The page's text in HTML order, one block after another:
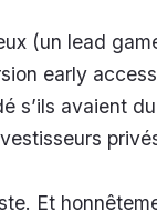
(un lead
early
s’ils avaient
Et